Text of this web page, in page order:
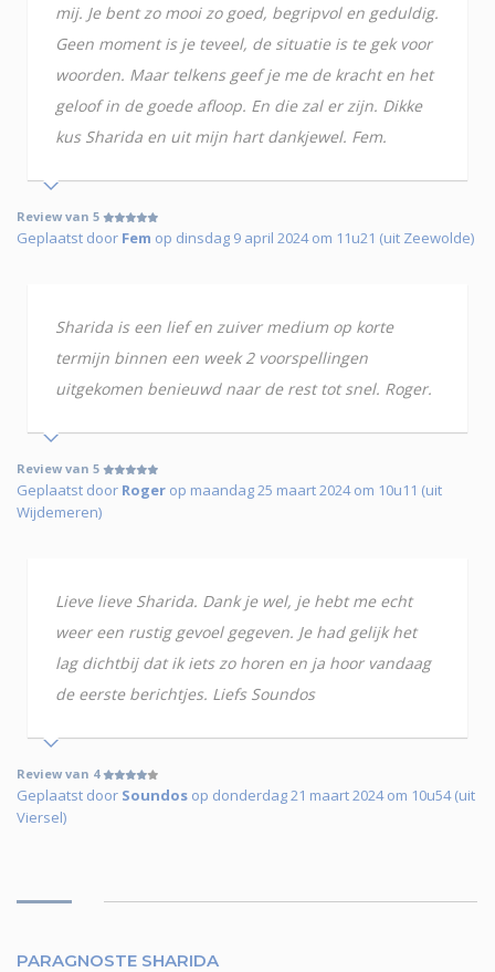
mij. Je bent zo mooi zo goed, begripvol en geduldig.
Geen moment is je teveel, de situatie is te gek voor
woorden. Maar telkens geef je me de kracht en het
geloof in de goede afloop. En die zal er zijn. Dikke
kus Sharida en uit mijn hart dankjewel. Fem.
Review van 5
Geplaatst door Fem op dinsdag 9 april 2024 om 11u21 (uit Zeewolde)
Sharida is een lief en zuiver medium op korte
termijn binnen een week 2 voorspellingen
uitgekomen benieuwd naar de rest tot snel. Roger.
Review van 5
Geplaatst door Roger op maandag 25 maart 2024 om 10u11 (uit
Wijdemeren)
Lieve lieve Sharida. Dank je wel, je hebt me echt
weer een rustig gevoel gegeven. Je had gelijk het
lag dichtbij dat ik iets zo horen en ja hoor vandaag
de eerste berichtjes. Liefs Soundos
Review van 4
Geplaatst door Soundos op donderdag 21 maart 2024 om 10u54 (uit
Viersel)
PARAGNOSTE SHARIDA